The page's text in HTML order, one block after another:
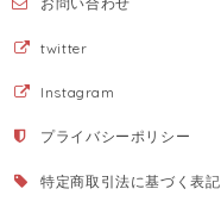
twitter
Instagram
プライバシーポリシー
特定商取引法に基づく表記